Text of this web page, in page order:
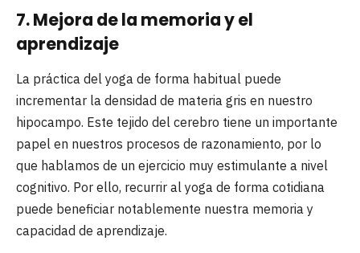
7. Mejora de la memoria y el
aprendizaje
La práctica del yoga de forma habitual puede
incrementar la densidad de materia gris en nuestro
hipocampo. Este tejido del cerebro tiene un importante
papel en nuestros procesos de razonamiento, por lo
que hablamos de un ejercicio muy estimulante a nivel
cognitivo. Por ello, recurrir al yoga de forma cotidiana
puede beneficiar notablemente nuestra memoria y
capacidad de aprendizaje.